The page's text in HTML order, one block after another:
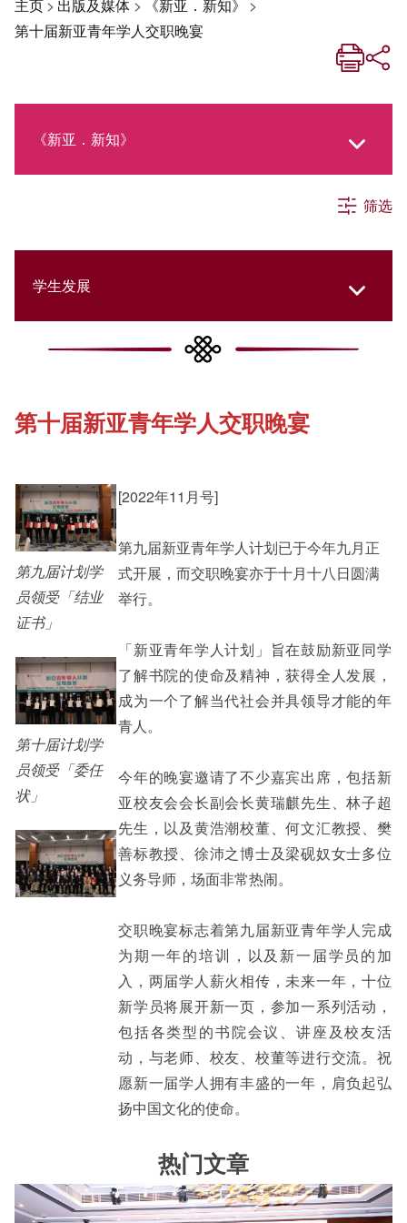
主页> 出版及媒体 > 《新亚．新知》 >
第十届新亚青年学人交职晚宴
《新亚．新知》
社交媒体专栏
《新亚简讯》
《新亚书院概览》
其他书院出版
新亚影集
影片库
筛选
学生发展
College Updates
Cultural Topics
Staff Engagement
Alumni Connections
第十届新亚青年学人交职晚宴
第九届计划学
员领受「结业
证书」
第十届计划学
员领受「委任
状」
[2022年11月号]
第九届新亚青年学人计划已于今年九月正
式开展，而交职晚宴亦于十月十八日圆满
举行。
「新亚青年学人计划」旨在鼓励新亚同学
了解书院的使命及精神，获得全人发展，
成为一个了解当代社会并具领导才能的年
青人。
今年的晚宴邀请了不少嘉宾出席，包括新
亚校友会会长副会长黄瑞麒先生、林子超
先生，以及黄浩潮校董、何文汇教授、樊
善标教授、徐沛之博士及梁砚奴女士多位
义务导师，场面非常热闹。
交职晚宴标志着第九届新亚青年学人完成
为期一年的培训，以及新一届学员的加
入，两届学人薪火相传，未来一年，十位
新学员将展开新一页，参加一系列活动，
包括各类型的书院会议、讲座及校友活
动，与老师、校友、校董等进行交流。祝
愿新一届学人拥有丰盛的一年，肩负起弘
扬中国文化的使命。
热门文章